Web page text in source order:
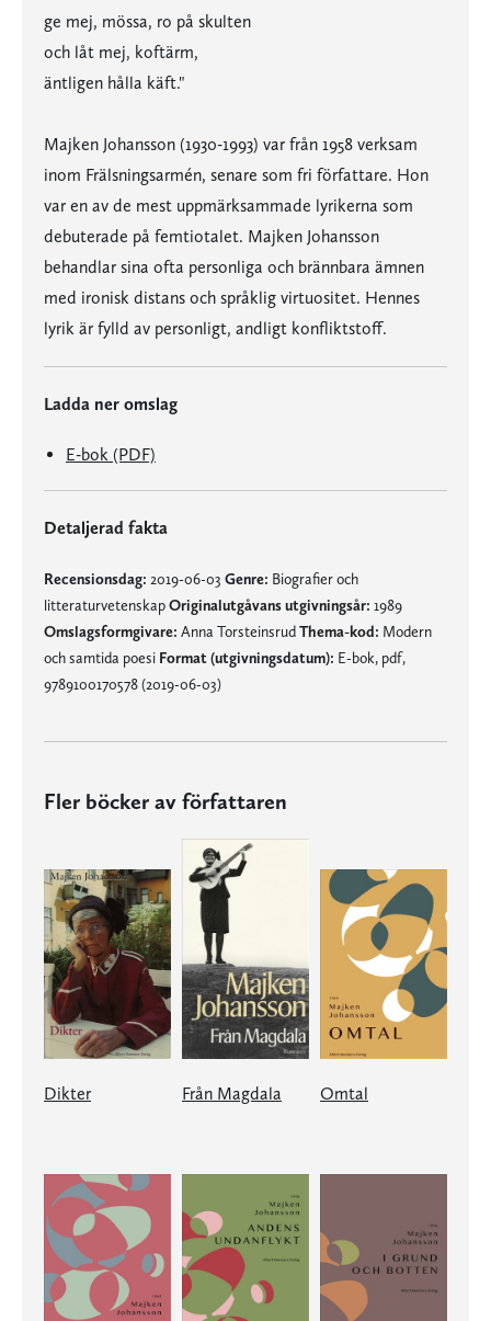
ge mej, mössa, ro på skulten
och låt mej, koftärm,
äntligen hålla käft."
Majken Johansson (1930-1993) var från 1958 verksam
inom Frälsningsarmén, senare som fri författare. Hon
var en av de mest uppmärksammade lyrikerna som
debuterade på femtiotalet. Majken Johansson
behandlar sina ofta personliga och brännbara ämnen
med ironisk distans och språklig virtuositet. Hennes
lyrik är fylld av personligt, andligt konfliktstoff.
Ladda ner omslag
E-bok (PDF)
Detaljerad fakta
Recensionsdag: 2019-06-03 Genre: Biografier och
litteraturvetenskapOriginalutgåvans utgivningsår: 1989
Omslagsformgivare: Anna TorsteinsrudThema-kod: Modern
och samtida poesi Format (utgivningsdatum): E-bok, pdf,
9789100170578 (2019-06-03)
Fler böcker av författaren
Dikter Från Magdala Omtal